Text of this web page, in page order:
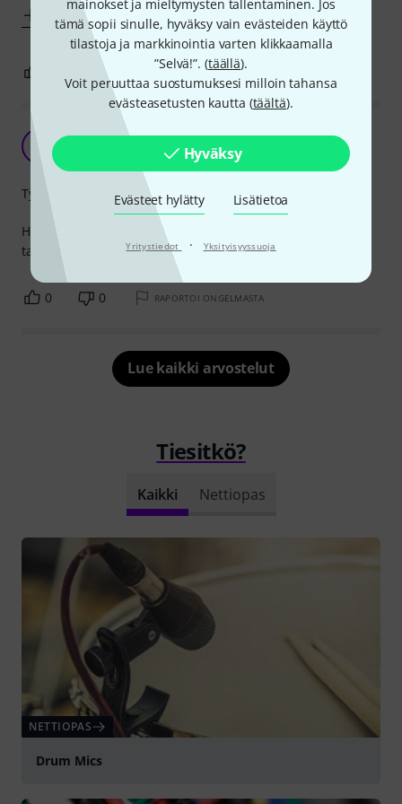
mainokset ja mieltymysten tallentaminen. Jos
tämä sopii sinulle, hyväksy vain evästeiden käyttö
tilastoja ja markkinointia varten klikkaamalla
”Selvä!”. (täällä).
Voit peruuttaa suostumuksesi milloin tahansa
evästeasetusten kautta (täältä).
Hyväksy
Evästeet hylätty Lisätietoa
Yritystiedot · Yksityisyyssuoja
Näytä enemmän
0 RAPORTOI ONGELMASTA
Toimivat
Tuntematon 24.02.2017
Hyvin kestävät kaapelit ja liittimet, on toiminta -varmat, ei
tarvitse huolta kantaa, toimii
Työnjälki
0 0 RAPORTOI ONGELMASTA
Lue kaikki arvostelut
Tiesitkö?
Kaikki Nettiopas
NETTIOPAS
Drum Mics